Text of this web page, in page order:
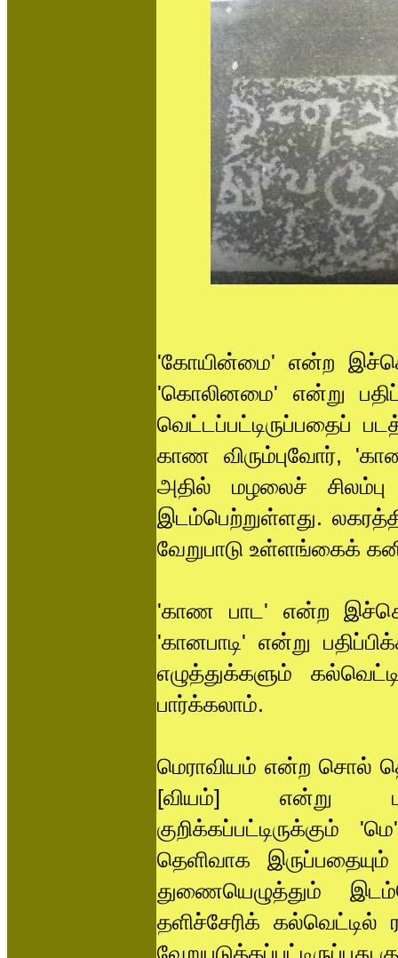
'கோயின்மை' என்ற
'கொலினமை' என்று
வெட்டப்பட்டிருப்பதைப்
காண விரும்புவோர்,
அதில் மழலைச்
இடம்பெற்றுள்ளது.
வேறுபாடு உள்ளங்கைக்
'காண பாட' என்ற
'கானபாடி' என்று
எழுத்துக்களும்
பார்க்கலாம்.
மெராவியம் என்ற சொல்
[வியம்] என்று
தெளிவாக இருப்பதையும்
துணையெழுத்தும்
தளிச்சேரிக்
வேறுபடுத்தப்பட்டிருப்பது